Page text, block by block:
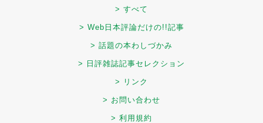
> すべて
> Web日本評論だけの!!記事
> 話題の本わしづかみ
> 日評雑誌記事セレクション
> リンク
> お問い合わせ
> 利用規約